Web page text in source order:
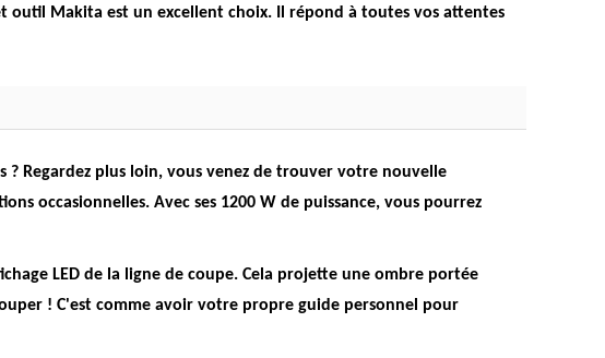
outil Makita est un excellent choix.
Il répond à toutes vos attentes
Regardez plus loin, vous venez de trouver votre nouvelle
occasionnelles. Avec ses 1200 W de puissance, vous pourrez
LED de la ligne de coupe. Cela projette une ombre portée
! C'est comme avoir votre propre guide personnel pour